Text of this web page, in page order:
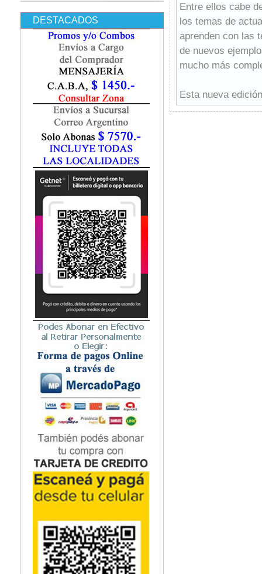
Higiene y Seguridad
Historia
Ingeniería
Marketing / Publicidad
Metodología Investigación
Negocios
Periodismo
Política
Programación
Psicología
Química
Recursos Humanos
Redes / LAN / WiFi
Sociología
DESTACADOS
Entre ellos cabe
los temas de
aprenden con las
de nuevos
mucho más
Esta nueva
los alumnos